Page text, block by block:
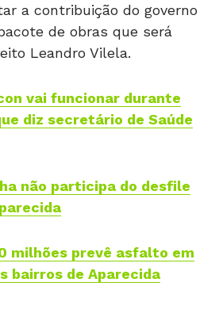
a contribuição do governo
de obras que será
Leandro Vilela.
vai funcionar durante
diz secretário de Saúde
não participa do desfile
milhões prevê asfalto em
bairros de Aparecida